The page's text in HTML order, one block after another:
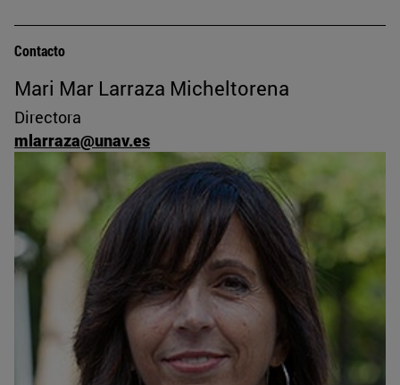
Contacto
Mari Mar Larraza Micheltorena
Directora
mlarraza@unav.es